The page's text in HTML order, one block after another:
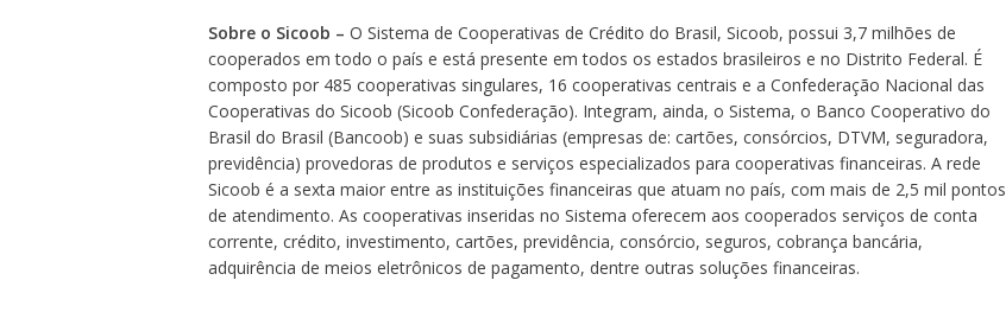
Sobre o Sicoob – O Sistema de Cooperativas de Crédito do Brasil, Sicoob, possui 3,7 milhões de
cooperados em todo o país e está presente em todos os estados brasileiros e no Distrito Federal. É
composto por 485 cooperativas singulares, 16 cooperativas centrais e a Confederação Nacional das
Cooperativas do Sicoob (Sicoob Confederação). Integram, ainda, o Sistema, o Banco Cooperativo do
Brasil do Brasil (Bancoob) e suas subsidiárias (empresas de: cartões, consórcios, DTVM, seguradora,
previdência) provedoras de produtos e serviços especializados para cooperativas financeiras. A rede
Sicoob é a sexta maior entre as instituições financeiras que atuam no país, com mais de 2,5 mil pontos
de atendimento. As cooperativas inseridas no Sistema oferecem aos cooperados serviços de conta
corrente, crédito, investimento, cartões, previdência, consórcio, seguros, cobrança bancária,
adquirência de meios eletrônicos de pagamento, dentre outras soluções financeiras.